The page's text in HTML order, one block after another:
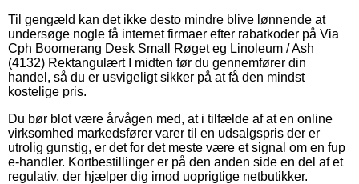
Til gengæld kan det ikke desto mindre blive lønnende at
undersøge nogle få internet firmaer efter rabatkoder på Via
Cph Boomerang Desk Small Røget eg Linoleum / Ash
(4132) Rektangulært I midten før du gennemfører din
handel, så du er usvigeligt sikker på at få den mindst
kostelige pris.
Du bør blot være årvågen med, at i tilfælde af at en online
virksomhed markedsfører varer til en udsalgspris der er
utrolig gunstig, er det for det meste være et signal om en fup
e-handler. Kortbestillinger er på den anden side en del af et
regulativ, der hjælper dig imod uoprigtige netbutikker.